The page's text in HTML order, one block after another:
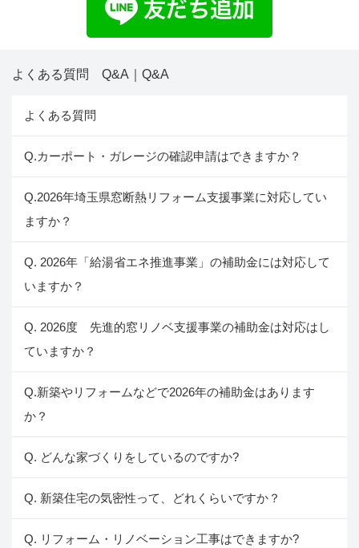
よくある質問 Q&A｜Q&A
よくある質問
Q.カーポート・ガレージの確認申請はできますか？
Q.2026年埼玉県窓断熱リフォーム支援事業に対応してい
ますか？
Q. 2026年「給湯省エネ推進事業」の補助金には対応して
いますか？
Q. 2026度 先進的窓リノベ支援事業の補助金は対応はし
ていますか？
Q.新築やリフォームなどで2026年の補助金はあります
か？
Q. どんな家づくりをしているのですか?
Q. 新築住宅の気密性って、どれくらいですか？
Q. リフォーム・リノベーション工事はできますか?